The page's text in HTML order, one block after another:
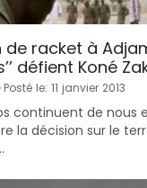
racket à
défient Koné
Posté le: 11 janvier 2013
continuent de nous
la décision sur le